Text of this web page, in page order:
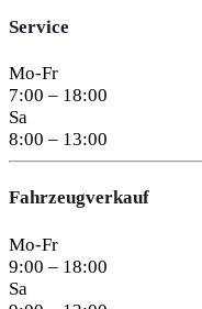
Service
Mo-Fr
7:00 – 18:00
Sa
8:00 – 13:00
Fahrzeugverkauf
Mo-Fr
9:00 – 18:00
Sa